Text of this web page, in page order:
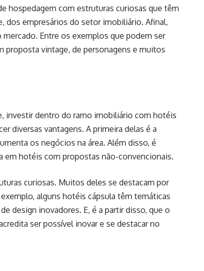
hospedagem com estruturas curiosas que têm
dos empresários do setor imobiliário. Afinal,
Entre os exemplos que podem ser
vintage, de personagens e muitos
investir dentro do ramo imobiliário com hotéis
diversas vantagens. A primeira delas é a
os negócios na área. Além disso, é
em hotéis com propostas não-convencionais.
curiosas. Muitos deles se destacam por
alguns hotéis cápsula têm temáticas
design inovadores. E, é a partir disso, que o
ser possível inovar e se destacar no